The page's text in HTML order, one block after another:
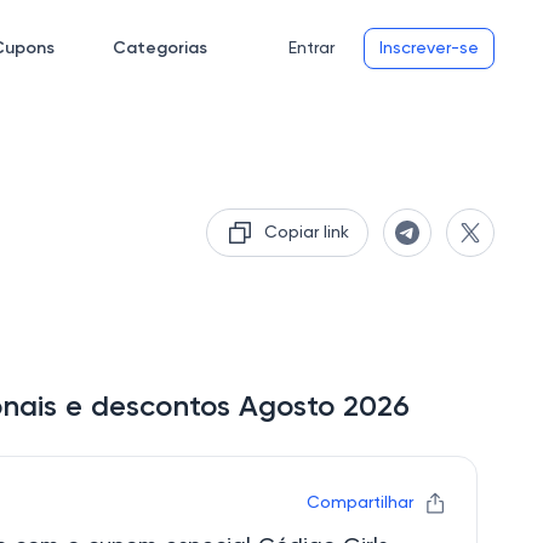
Categorias Entrar Inscrever-se
Copiar link
e descontos Agosto 2026
Compartilhar